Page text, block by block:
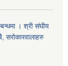
। श्री संघीय
सरोकारवालाहरु